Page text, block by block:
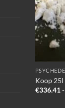
Koop
€336.41-